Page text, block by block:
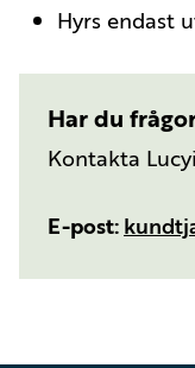
Hyrs endast
Har du
Kontakta
E-post